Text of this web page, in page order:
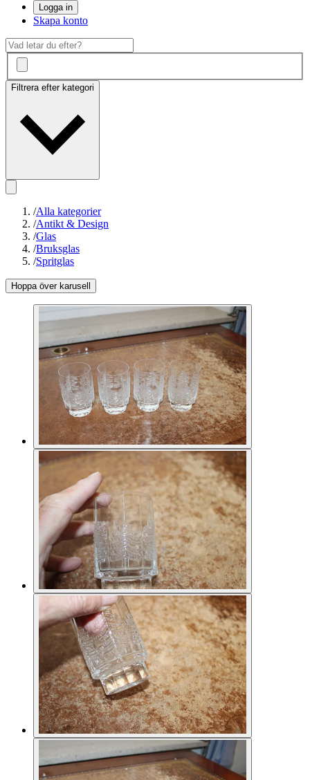
Logga in
Skapa konto
Filtrera efter kategori
/Alla kategorier
/Antikt & Design
/Glas
/Bruksglas
/Spritglas
Hoppa över karusell